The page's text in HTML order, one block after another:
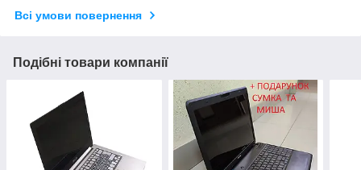
Всі умови повернення
Подібні товари компанії